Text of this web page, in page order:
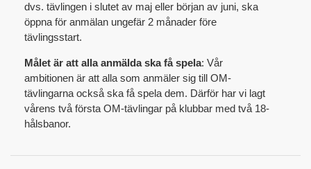
dvs. tävlingen i slutet av maj eller början av juni, ska
öppna för anmälan ungefär 2 månader före
tävlingsstart.
Målet är att alla anmälda ska få spela: Vår
ambitionen är att alla som anmäler sig till OM-
tävlingarna också ska få spela dem. Därför har vi lagt
vårens två första OM-tävlingar på klubbar med två 18-
hålsbanor.